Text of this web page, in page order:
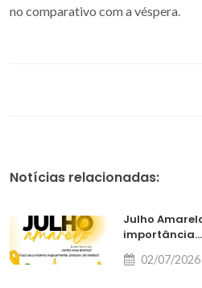
no comparativo com a véspera.
Notícias relacionadas:
Julho
importância...
02/07/2026